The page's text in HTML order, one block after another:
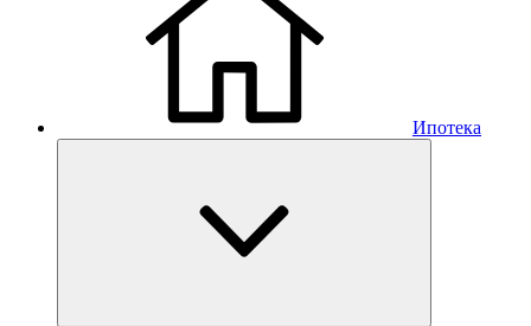
Ипотека